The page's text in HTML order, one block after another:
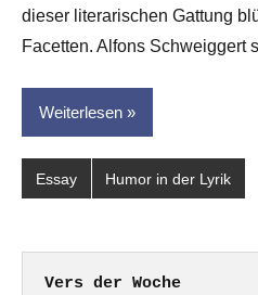
dieser literarischen Gattung
Facetten. Alfons Schweiggert
Weiterlesen
Essay Humor in der Lyrik
Vers der Woche